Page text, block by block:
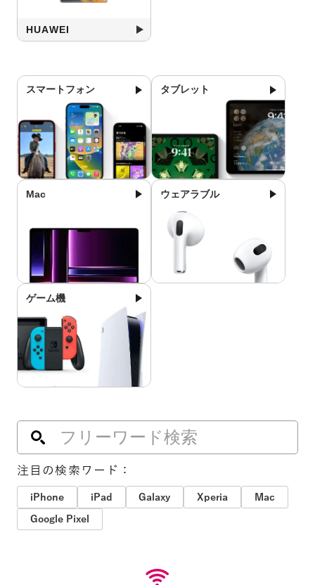
HUAWEI
スマートフォン タブレット
Mac ウェアラブル
ゲーム機
注目の検索ワード：
iPhone iPad Galaxy Xperia
Mac
Google Pixel